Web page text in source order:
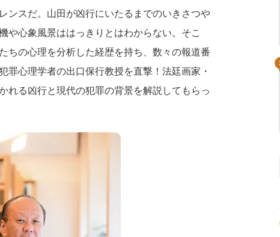
ンスだ。山田が凶行にいたるまでのいきさつや
や心象風景ははっきりとはわからない。そこ
ちの心理を分析した経歴を持ち、数々の報道番
罪心理学者の出口保行教授を直撃！法廷画家・
れる凶行と現代の犯罪の背景を解説してもらっ